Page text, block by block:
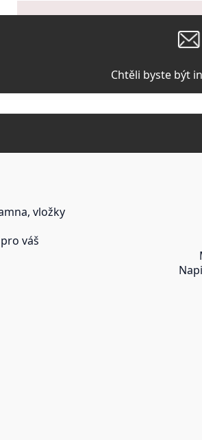
Chtěli byste být
vložky
váš